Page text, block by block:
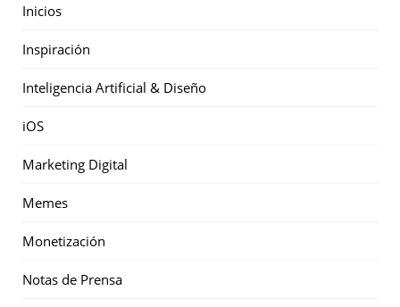
Inicios
Inspiración
Inteligencia Artificial & Diseño
iOS
Marketing Digital
Memes
Monetización
Notas de Prensa